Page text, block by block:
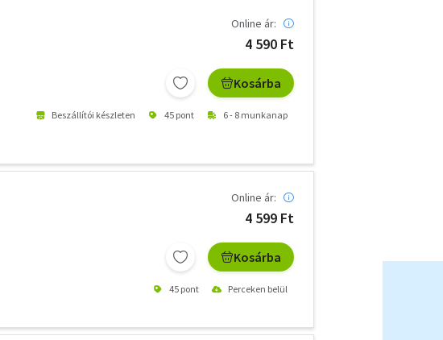
Online ár:
4 590 Ft
Kosárba
Beszállítói készleten 45 pont 6 - 8 munkanap
Online ár:
4 599 Ft
Kosárba
45 pont Perceken belül